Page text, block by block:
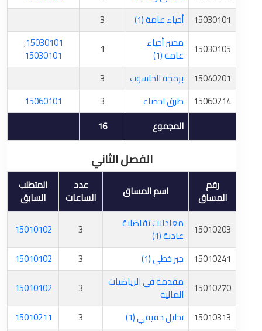
15030101
أحياء عامة (1)
3
15030105
مختبر أحياء
عامة (1) 1
15030101
,
15030101
15040201
برمجة الحاسوب
3
15060214
طرق احصاء 3
15060101
المجموع
16
الفصل الثاني
رقم
المساق اسم المساق عدد
الساعات
المتطلب
السابق
15010203
معادلات تفاضلية
عادية (1) 3
15010102
15010241
جبر خطي (1) 3
15010102
15010270
مقدمة في الرياضيات
المالية 3
15010102
15010313
تحليل حقيقي (1) 3
15010211